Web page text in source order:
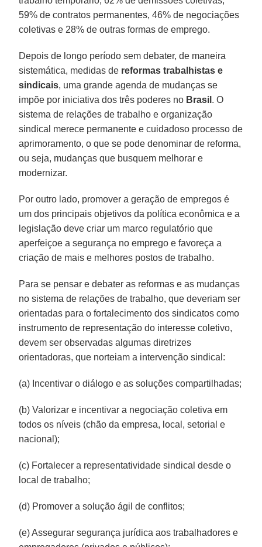
59% de contratos permanentes, 46% de negociações
coletivas e 28% de outras formas de emprego.
Depois de longo período sem debater, de maneira
sistemática, medidas de reformas trabalhistas e
sindicais, uma grande agenda de mudanças se
impõe por iniciativa dos três poderes no Brasil . O
sistema de relações de trabalho e organização
sindical merece permanente e cuidadoso processo de
aprimoramento, o que se pode denominar de reforma,
ou seja, mudanças que busquem melhorar e
modernizar.
Por outro lado, promover a geração de empregos é
um dos principais objetivos da política econômica e a
legislação deve criar um marco regulatório que
aperfeiçoe a segurança no emprego e favoreça a
criação de mais e melhores postos de trabalho.
Para se pensar e debater as reformas e as mudanças
no sistema de relações de trabalho, que deveriam ser
orientadas para o fortalecimento dos sindicatos como
instrumento de representação do interesse coletivo,
devem ser observadas algumas diretrizes
orientadoras, que norteiam a intervenção sindical:
(a) Incentivar o diálogo e as soluções compartilhadas;
(b) Valorizar e incentivar a negociação coletiva em
todos os níveis (chão da empresa, local, setorial e
nacional);
(c) Fortalecer a representatividade sindical desde o
local de trabalho;
(d) Promover a solução ágil de conflitos;
(e) Assegurar segurança jurídica aos trabalhadores e